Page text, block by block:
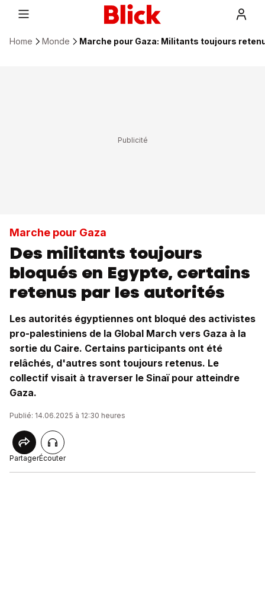
Home Monde Marche pour Gaza: Militants toujours
Marche pour Gaza
Des militants toujours
bloqués en Egypte, certains
retenus par les autorités
Les autorités égyptiennes ont bloqué des activistes
pro-palestiniens de la Global March vers Gaza à la
sortie du Caire. Certains participants ont été
relâchés, d'autres sont toujours retenus. Le
collectif visait à traverser le Sinaï pour atteindre
Gaza.
Publié: 14.06.2025 à 12:30 heures
PartagerÉcouter